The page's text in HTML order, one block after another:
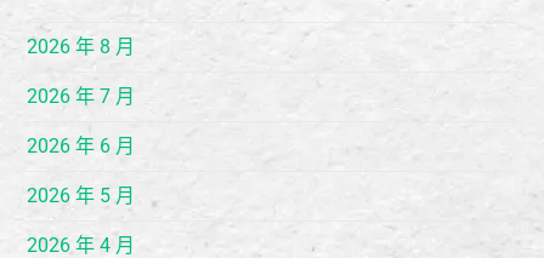
2026 年 8 月
2026 年 7 月
2026 年 6 月
2026 年 5 月
2026 年 4 月